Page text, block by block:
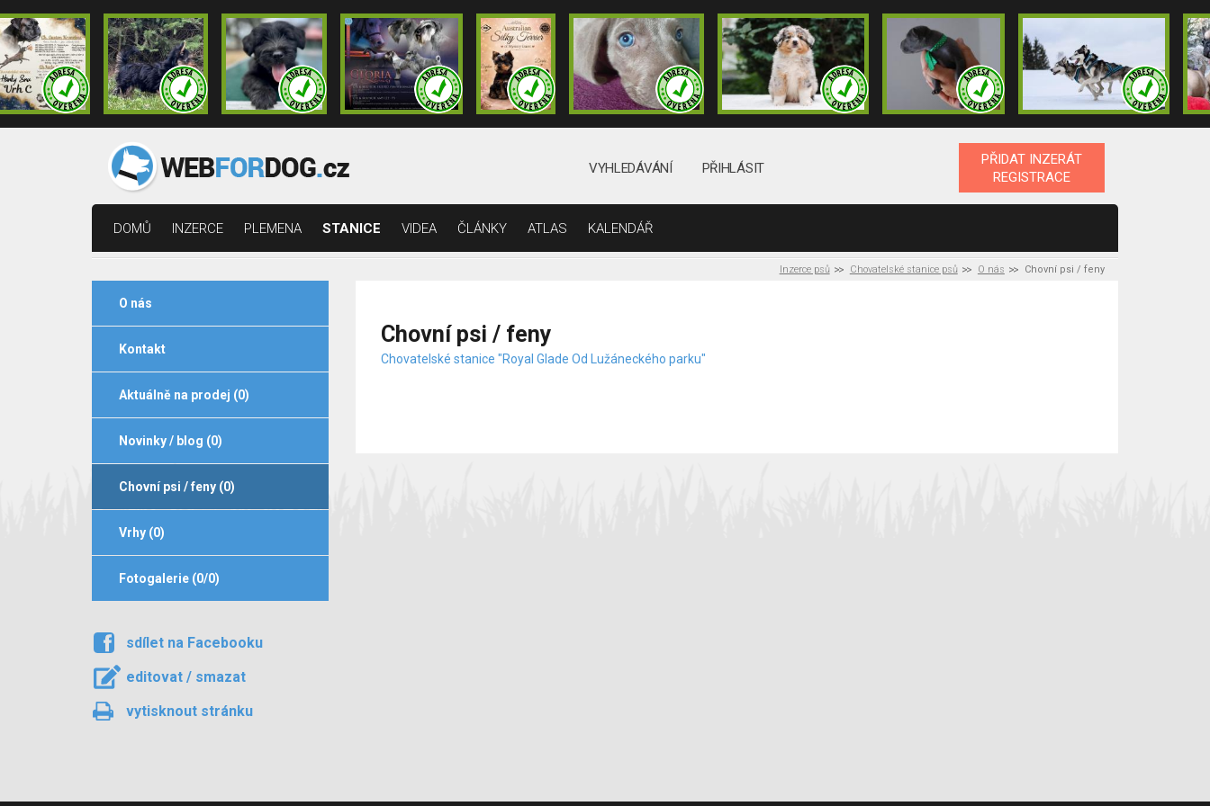
VYHLEDÁVÁNÍ PŘIHLÁSIT
PŘIDAT INZERÁT
REGISTRACE
DOMŮ INZERCE PLEMENA STANICE VIDEA ČLÁNKY ATLAS KALENDÁŘ
Inzerce psů Chovatelské stanice psů O nás Chovní psi / feny
O nás
Kontakt
Aktuálně na prodej (0)
Novinky / blog (0)
Chovní psi / feny (0)
Vrhy (0)
Fotogalerie (0/0)
sdílet na Facebooku
editovat / smazat
vytisknout stránku
Chovní psi / feny
Chovatelské stanice "Royal Glade Od Lužáneckého parku"